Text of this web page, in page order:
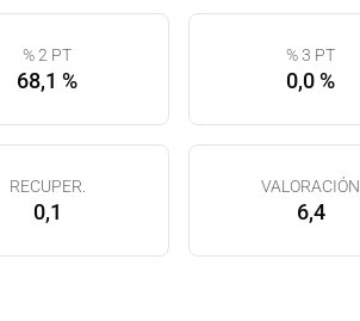
% 2 PT
68,1 %
% 3 PT
0,0 %
RECUPER.
0,1
VALORACIÓN
6,4